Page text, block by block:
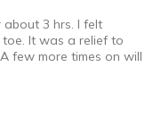
3 hrs. I felt
It was a relief to
few more times on will